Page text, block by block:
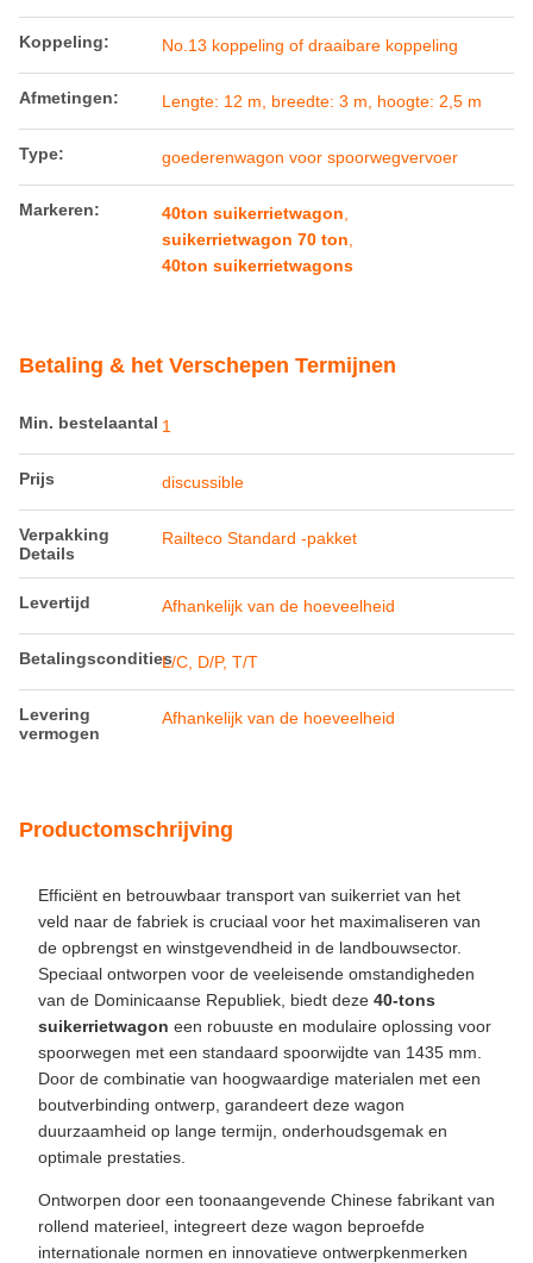
Koppeling: No.13 koppeling of draaibare koppeling
Afmetingen: Lengte: 12 m, breedte: 3 m, hoogte: 2,5 m
Type: goederenwagon voor spoorwegvervoer
Markeren: 40ton suikerrietwagon
suikerrietwagon 70 ton
40ton suikerrietwagons
Betaling & het Verschepen Termijnen
Min. bestelaantal 1
Prijs discussible
Verpakking
Details
Railteco Standard -pakket
Levertijd Afhankelijk van de hoeveelheid
BetalingsconditiesL/C, D/P, T/T
Levering
vermogen
Afhankelijk van de hoeveelheid
Productomschrijving
Efficiënt en betrouwbaar transport van suikerriet van het
veld naar de fabriek is cruciaal voor het maximaliseren van
de opbrengst en winstgevendheid in de landbouwsector.
Speciaal ontworpen voor de veeleisende omstandigheden
van de Dominicaanse Republiek, biedt deze 40-tons
suikerrietwagon een robuuste en modulaire oplossing voor
spoorwegen met een standaard spoorwijdte van 1435 mm.
Door de combinatie van hoogwaardige materialen met een
boutverbinding ontwerp, garandeert deze wagon
duurzaamheid op lange termijn, onderhoudsgemak en
optimale prestaties.
Ontworpen door een toonaangevende Chinese fabrikant van
rollend materieel, integreert deze wagon beproefde
internationale normen en innovatieve ontwerpkenmerken